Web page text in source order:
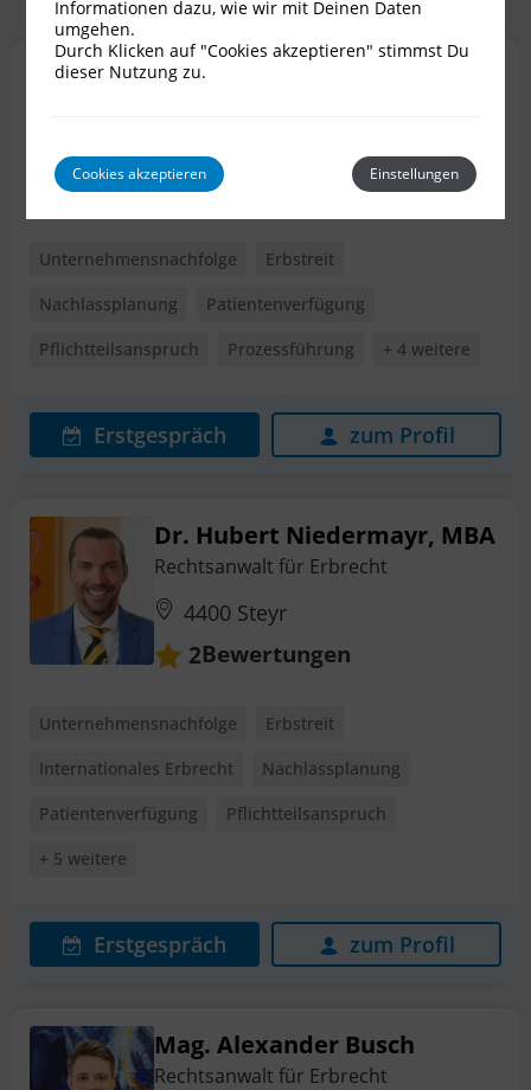
Dr. Ralph Mitsche
1010 Wien
Unternehmensnachfolge
Erbstreit
Nachlassplanung
Patientenverfügung
Pflichtteilsanspruch
Prozessführung + 4 weitere
Erstgespräch zum Profil
Dr. Hubert Niedermayr, MBA
Rechtsanwalt für Erbrecht
4400 Steyr
2Bewertungen
Unternehmensnachfolge
Erbstreit
Internationales Erbrecht
Nachlassplanung
Patientenverfügung
Pflichtteilsanspruch
+ 5 weitere
Erstgespräch zum Profil
Mag. Alexander Busch
Rechtsanwalt für Erbrecht
Informationen dazu, wie wir mit Deinen Daten
umgehen.
Durch Klicken auf "Cookies akzeptieren" stimmst Du
dieser Nutzung zu.
Cookies akzeptieren Einstellungen